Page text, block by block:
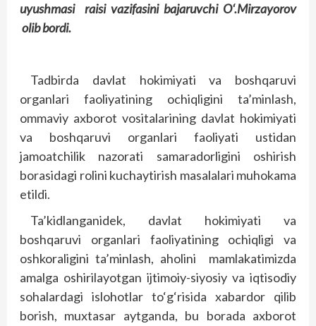
uyushmasi raisi vazifasini bajaruvchi O‘.Mirzayorov
olib bordi.
Tadbirda davlat hokimiyati va boshqaruvi
organlari faoliyatining ochiqligini ta’minlash,
ommaviy axborot vositalarining davlat hokimiyati
va boshqaruvi organlari faoliyati ustidan
jamoatchilik nazorati samaradorligini oshirish
borasidagi rolini kuchaytirish masalalari muhokama
etildi.
Ta’kidlanganidek, davlat hokimiyati va
boshqaruvi organlari faoliyatining ochiqligi va
oshkoraligini ta’minlash, aholini mamlakatimizda
amalga oshirilayotgan ijtimoiy-siyosiy va iqtisodiy
sohalardagi islohotlar to‘g‘risida xabardor qilib
borish, muxtasar aytganda, bu borada axborot